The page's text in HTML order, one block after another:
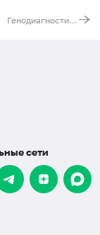
Генодиагностика болезни Фабри. Ген GLA
сети